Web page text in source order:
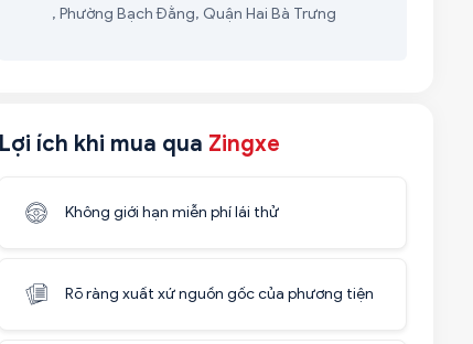
, Phường Bạch Đằng, Quận Hai Bà Trưng
Lợi ích khi mua qua Zingxe
Không giới hạn miễn phí lái thử
Rõ ràng xuất xứ nguồn gốc của phương tiện